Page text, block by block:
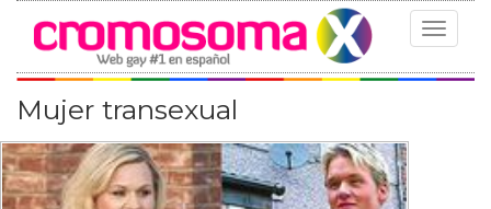
Toggle
Mujer transexual